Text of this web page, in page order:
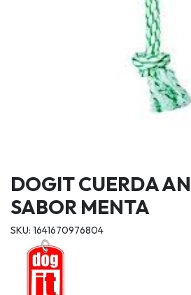
DOGIT CUERDA
SABOR MENTA
SKU: 1641670976804